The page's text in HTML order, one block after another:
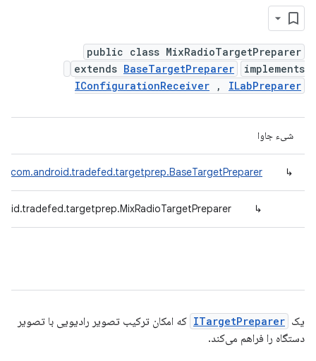
public class MixRadioTargetPreparer
extends BaseTargetPreparer
implements
IConfigurationReceiver , ILabPreparer
شیء جاوا
↳
com.android.tradefed.targetprep.BaseTargetPreparer
↳
یک ITargetPreparer که امکان ترکیب تصویر رادیویی با تصویر
دستگاه را فراهم می‌کند.